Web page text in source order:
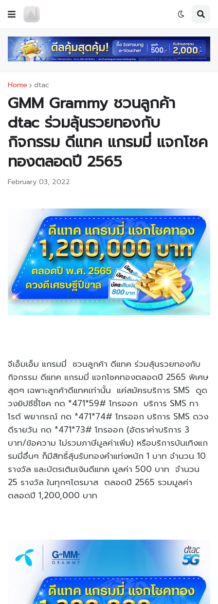
Home dtac
GMM Grammy ชวนลูกค้า
dtac ร่วมลุ้นรวยทองกับ
กิจกรรม ดีแทค แกรมมี่ แจกโชค
ทองตลอดปี 2565
February 03, 2022
จีเอ็มเอ็ม แกรมมี่ ชวนลูกค้า ดีแทค ร่วมลุ้นรวยทองกับ
กิจกรรม ดีแทค แกรมมี่ แจกโชคทองตลอดปี 2565 พิเศษ
สุดๆ เฉพาะลูกค้าดีแทคเท่านั้น แค่สมัครบริการ SMS ดูด
วงยิปซีชี้โชค กด *471*59# โทรออก บริการ SMS ทา
โรต์ พยากรณ์ กด *471*74# โทรออก บริการ SMS ดวง
ดีรายวัน กด *471*73# โทรออก (อัตราค่าบริการ 3
บาท/ข้อความ ไม่รวมภาษีมูลค่าเพิ่ม) หรือบริการบันเทิงแก
รมมี่อื่นๆ ก็มีสิทธิ์ลุ้นรับทองคำแท่งหนัก 1 บาท จำนวน 10
รางวัล และบัตรเติมเงินดีแทค มูลค่า 500 บาท จำนวน
25 รางวัล ในทุกๆไตรมาส ตลอดปี 2565 รวมมูลค่า
ตลอดปี 1,200,000 บาท